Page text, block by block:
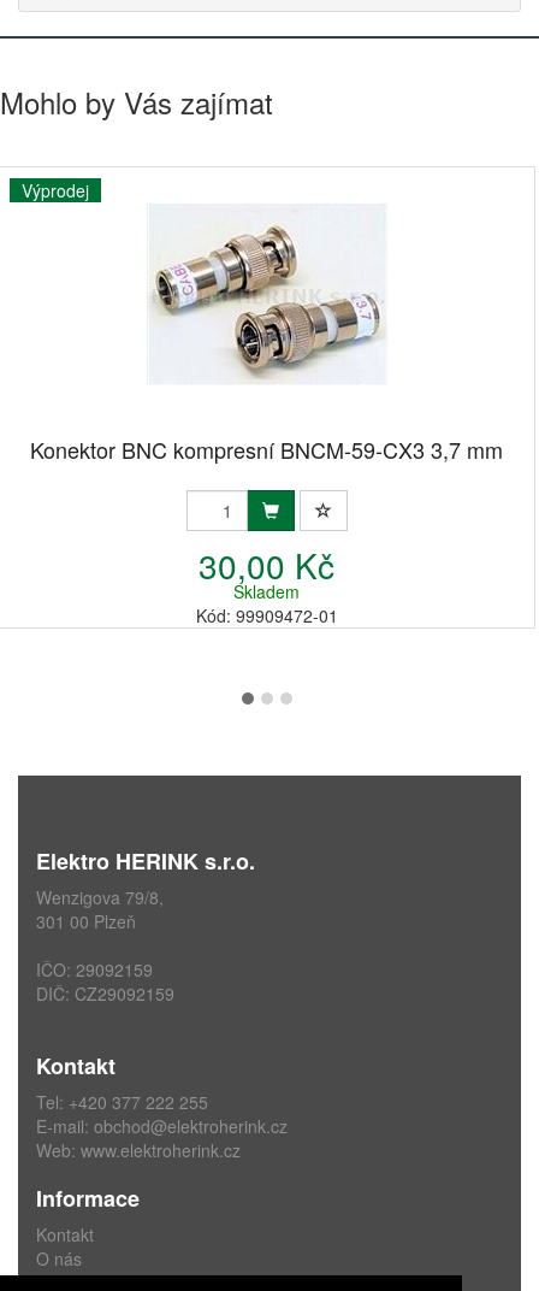
Mohlo by Vás zajímat
Výprodej
Konektor BNC kompresní BNCM-59-CX3 3,7 mm
30,00 Kč
Skladem
Kód: 99909472-01
Elektro HERINK s.r.o.
Wenzigova 79/8,
301 00 Plzeň
IČO: 29092159
DIČ: CZ29092159
Kontakt
Tel: +420 377 222 255
E-mail: obchod@elektroherink.cz
Web: www.elektroherink.cz
Informace
Kontakt
O nás
Obchodní podmínky